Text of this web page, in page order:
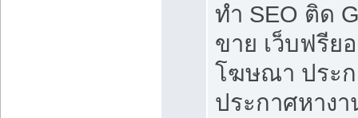
ทำ SEO ติด
ขาย เว็บฟรีย
โฆษณา ประ
ประกาศหาง